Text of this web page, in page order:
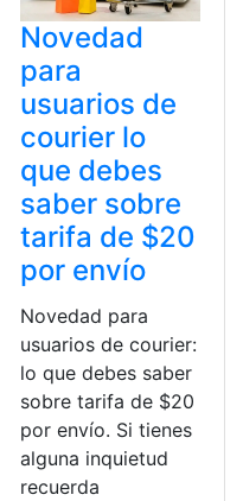
Novedad
para
usuarios de
courier lo
que debes
saber sobre
tarifa de $20
por envío
Novedad para
usuarios de courier:
lo que debes saber
sobre tarifa de $20
por envío. Si tienes
alguna inquietud
recuerda